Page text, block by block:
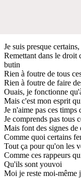
Je suis presque
Remettant dans le droit
butin
Rien à foutre de tous
Rien à foutre de faire
Ouais, je fonctionne
Mais c'est mon esprit
Je n'aime pas ces
Je comprends pas tous
Mais font des signes de
Comme quoi certains
Tout ça pour qu'on les
Comme ces rappeurs
Qu'ils sont youvoi
Moi je reste moi-même